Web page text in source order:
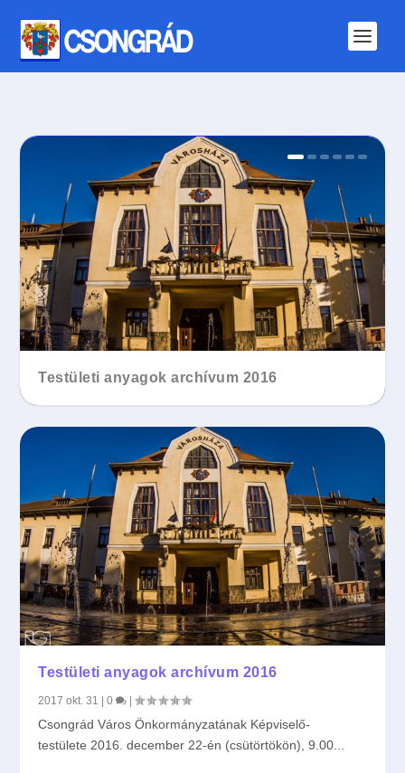
Testületi anyagok archívum 2015
Testületi anyagok archívum 2014
Testületi anyagok archívum 2013
Testületi anyagok archívum 2012
Testületi anyagok archívum 2011
Testületi anyagok archívum 2016
2017 okt. 31 |0 |
Csongrád Város Önkormányzatának Képviselő-
testülete 2016. december 22-én (csütörtökön), 9.00...